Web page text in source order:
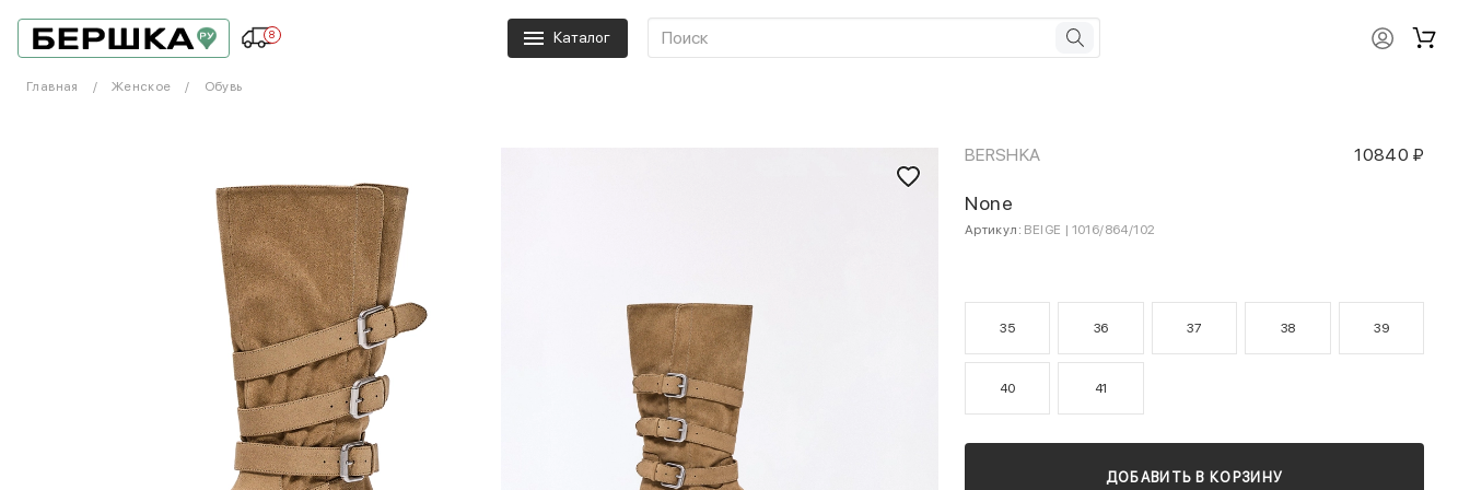
8 Каталог
Главная Женское Обувь
BERSHKA 10840 ₽
None
Артикул: BEIGE | 1016/864/102
35 36 37 38 39
40 41
ДОБАВИТЬ В КОРЗИНУ